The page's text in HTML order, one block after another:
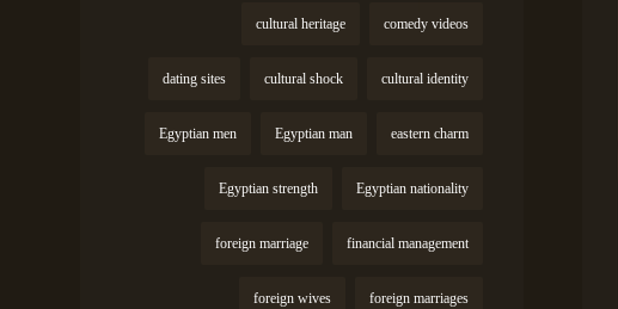
comedy videos
cultural heritage
cultural identity
cultural shock
dating sites
eastern charm
Egyptian man
Egyptian men
Egyptian nationality
Egyptian strength
financial management
foreign marriage
foreign marriages
foreign wives